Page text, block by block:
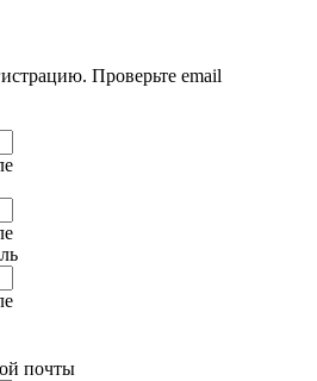
Проверьте email
почты